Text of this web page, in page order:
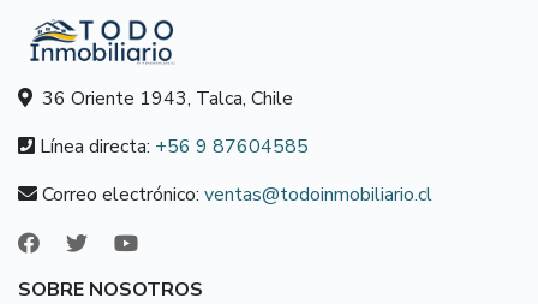
36 Oriente 1943, Talca, Chile
Línea directa: +56 9 87604585
Correo electrónico: ventas@todoinmobiliario.cl
SOBRE NOSOTROS